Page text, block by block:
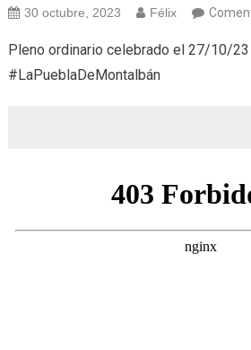
30 octubre, 2023 Félix
Pleno ordinario celebrado el 27/10/
#LaPueblaDeMontalbán